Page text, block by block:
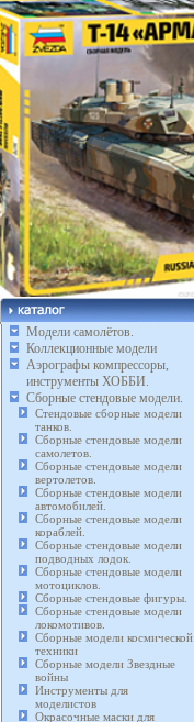
Модели самолётов.
Коллекционные модели
Аэрографы компрессоры,
инструменты ХОББИ.
Сборные стендовые модели.
Стендовые сборные модели
танков.
Сборные стендовые модели
самолетов.
Сборные стендовые модели
вертолетов.
Сборные стендовые модели
автомобилей.
Сборные стендовые модели
кораблей.
Сборные стендовые модели
подводных лодок.
Сборные стендовые модели
мотоциклов.
Сборные стендовые фигуры.
Сборные стендовые модели
локомотивов.
Сборные модели космической
техники
Сборные модели Звездные
войны
Инструменты для
моделистов
Окрасочные маски для